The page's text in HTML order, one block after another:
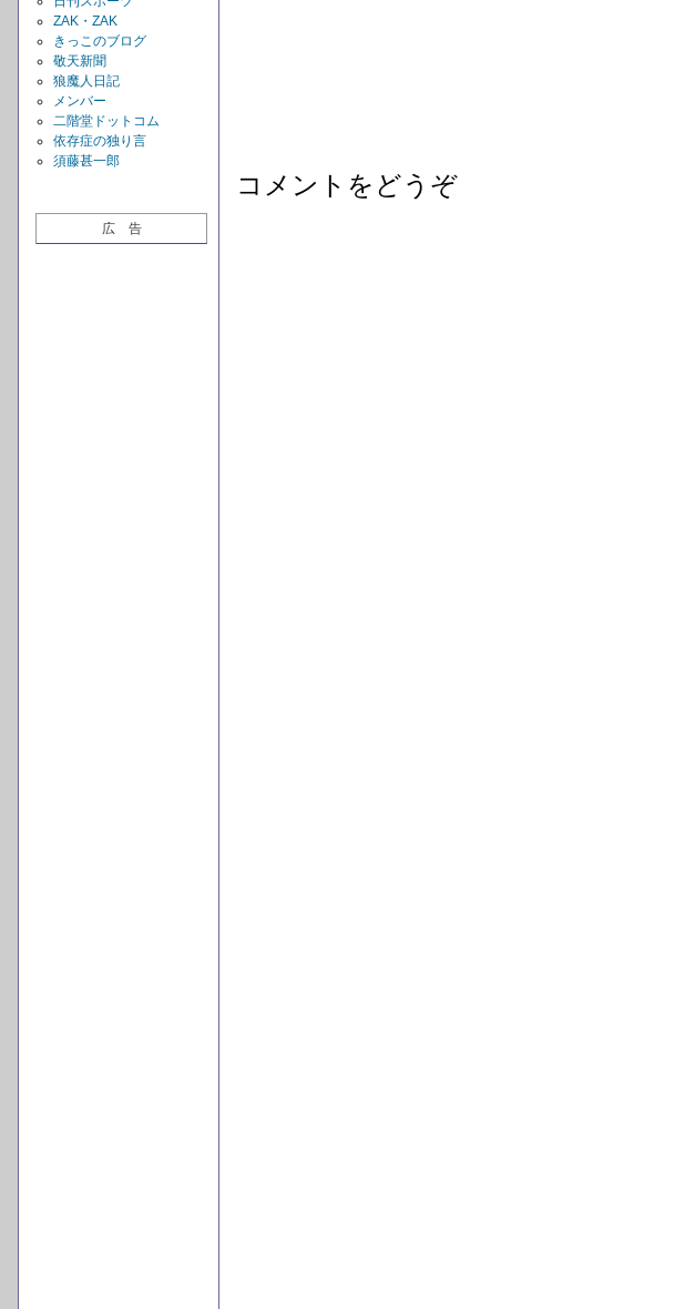
ZAK・ZAK
きっこのブログ
敬天新聞
狼魔人日記
メンバー
二階堂ドットコム
依存症の独り言
須藤甚一郎
広 告
コメントをどうぞ